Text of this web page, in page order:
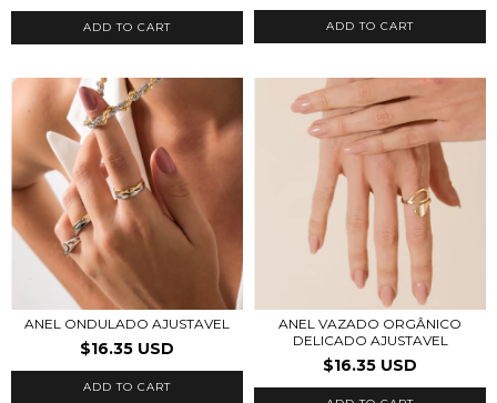
ADD TO CART ADD TO CART
ANEL ONDULADO AJUSTAVEL
$16.35 USD
ADD TO CART
ANEL VAZADO ORGÂNICO
DELICADO AJUSTAVEL
$16.35 USD